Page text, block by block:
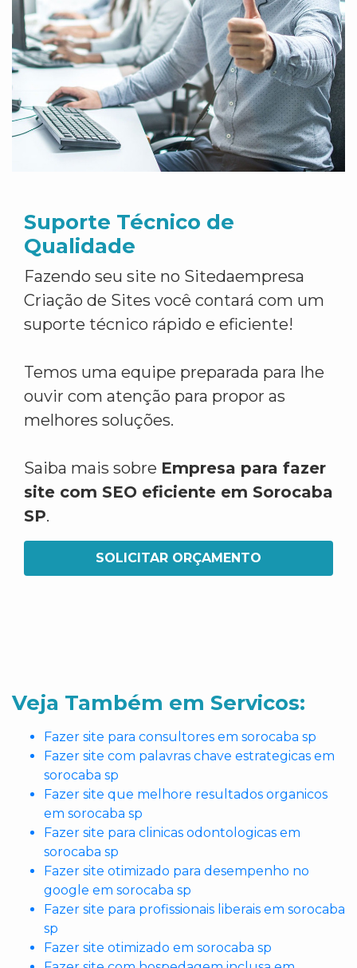
Suporte Técnico de
Qualidade
Fazendo seu site no Sitedaempresa
Criação de Sites você contará com um
suporte técnico rápido e eficiente!
Temos uma equipe preparada para lhe
ouvir com atenção para propor as
melhores soluções.
Saiba mais sobre Empresa para fazer
site com SEO eficiente em Sorocaba
SP.
SOLICITAR ORÇAMENTO
Veja Também em Servicos:
Fazer site para consultores em sorocaba sp
Fazer site com palavras chave estrategicas em
sorocaba sp
Fazer site que melhore resultados organicos
em sorocaba sp
Fazer site para clinicas odontologicas em
sorocaba sp
Fazer site otimizado para desempenho no
google em sorocaba sp
Fazer site para profissionais liberais em sorocaba
sp
Fazer site otimizado em sorocaba sp